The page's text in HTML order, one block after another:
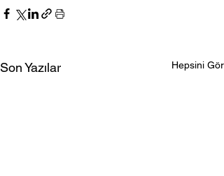
Son Yazılar Hepsini Gör